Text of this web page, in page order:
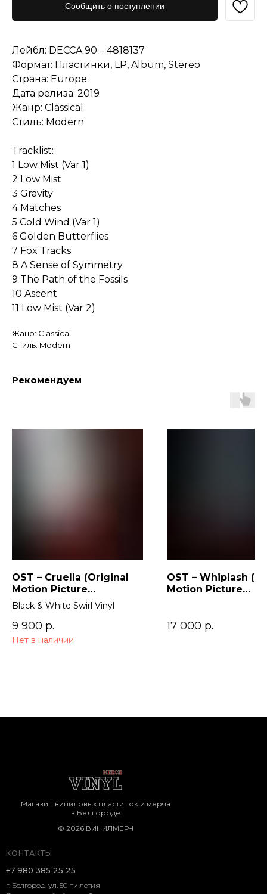
Сообщить о поступлении
Лейбл: DECCA 90 – 4818137
Формат: Пластинки, LP, Album, Stereo
Страна: Europe
Дата релиза: 2019
Жанр: Classical
Стиль: Modern
Tracklist:
1 Low Mist (Var 1)
2 Low Mist
3 Gravity
4 Matches
5 Cold Wind (Var 1)
6 Golden Butterflies
7 Fox Tracks
8 A Sense of Symmetry
9 The Path of the Fossils
10 Ascent
11 Low Mist (Var 2)
Жанр: Classical
Стиль: Modern
Рекомендуем
OST – Cruella (Original
Motion Picture
Soundtrack) 2LP
Black & White Swirl Vinyl
9 900 р.
Нет в наличии
OST – Whiplash
Motion Picture
17 000 р.
КОНТАКТЫ
г. Белгород, ул. 50-ти летия
+7 980 385 25 25
Магазин виниловых пластинок и мерча
в Белгороде
© 2026 ВИНИЛМЕРЧ